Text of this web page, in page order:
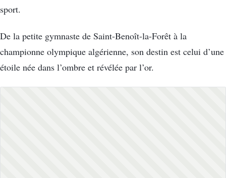
sport.
De la petite gymnaste de Saint-Benoît-la-Forêt à la
championne olympique algérienne, son destin est celui d’une
étoile née dans l’ombre et révélée par l’or.